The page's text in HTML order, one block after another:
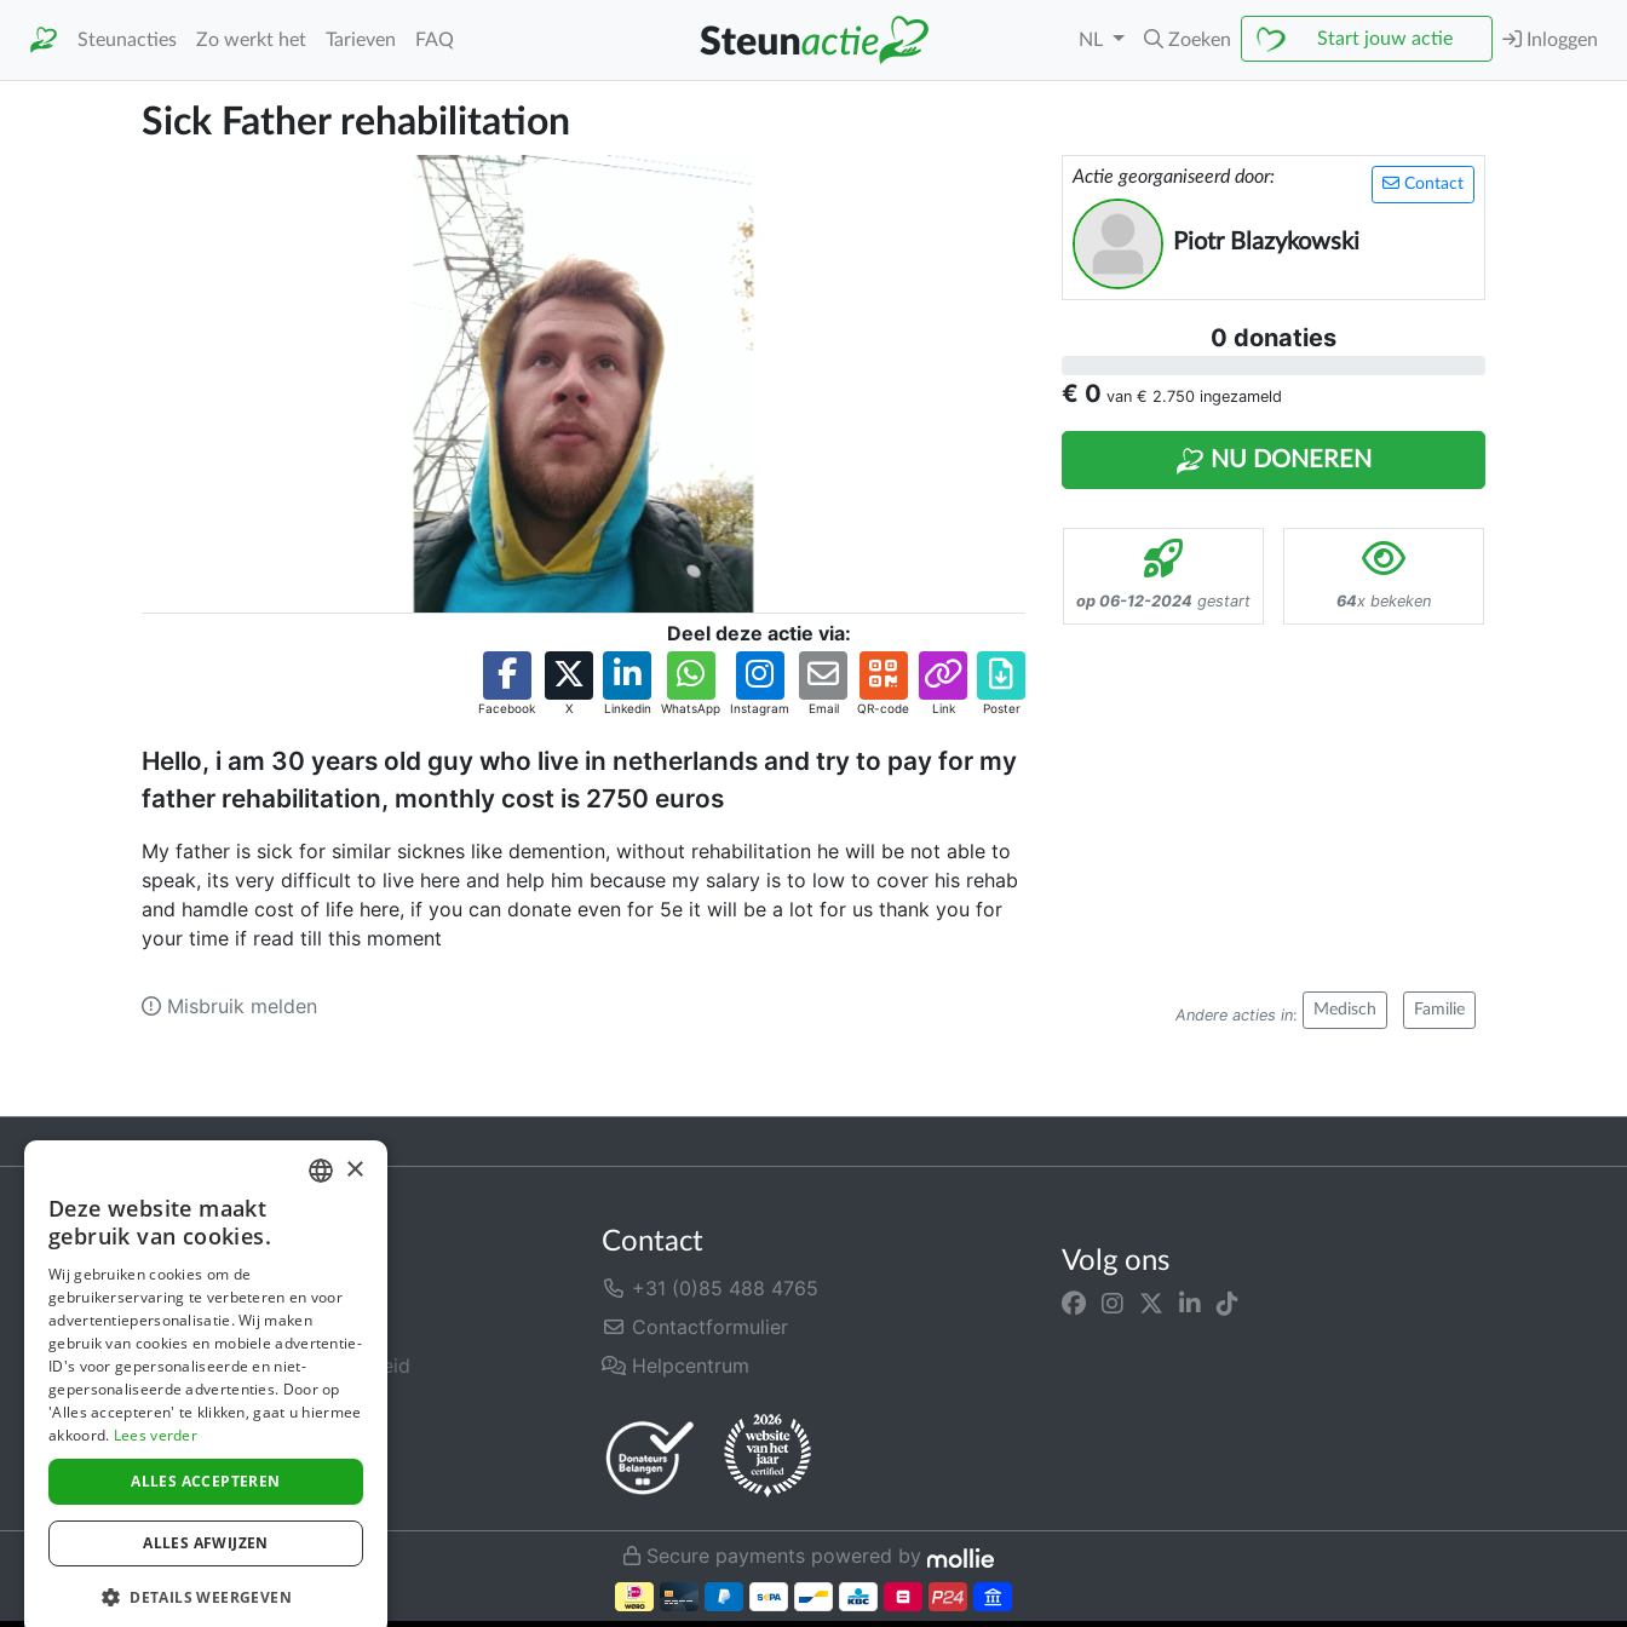
Steunacties Zo werkt het Tarieven FAQ NL Zoeken Start jouw actie Inloggen
Sick Father rehabilitation
Deel deze actie via:
Facebook X Linkedin WhatsApp Instagram Email QR-code Link Poster
Hello, i am 30 years old guy who live in netherlands and try to pay for my
father rehabilitation, monthly cost is 2750 euros
My father is sick for similar sicknes like demention, without rehabilitation he will be not able to
speak, its very difficult to live here and help him because my salary is to low to cover his rehab
and hamdle cost of life here, if you can donate even for 5e it will be a lot for us thank you for
your time if read till this moment
Contact
Actie georganiseerd door:
Piotr Blazykowski
0 donaties
€ 0 van € 2.750 ingezameld
NU DONEREN
op 06-12-2024 gestart 64x bekeken
Andere acties in: Medisch Familie
Misbruik melden
Steunactie
Over ons
In de media
Veiligheid & Betrouwbaarheid
Algemene voorwaarden
Privacybeleid
Cookiebeleid
Contact
+31 (0)85 488 4765
Contactformulier
Helpcentrum
Volg ons
Secure payments powered by
ENGLISH
×
Deze website maakt
gebruik van cookies.
Wij gebruiken cookies om de
gebruikerservaring te verbeteren en voor
advertentiepersonalisatie. Wij maken
gebruik van cookies en mobiele advertentie-
ID's voor gepersonaliseerde en niet-
gepersonaliseerde advertenties. Door op
'Alles accepteren' te klikken, gaat u hiermee
akkoord. Lees verder
ALLES ACCEPTEREN
ALLES AFWIJZEN
DETAILS WEERGEVEN